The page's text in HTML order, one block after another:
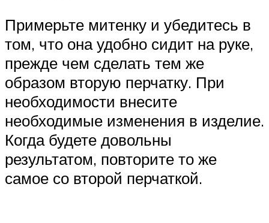
Примерьте митенку и убедитесь в
том, что она удобно сидит на руке,
прежде чем сделать тем же
образом вторую перчатку. При
необходимости внесите
необходимые изменения в изделие.
Когда будете довольны
результатом, повторите то же
самое со второй перчаткой.